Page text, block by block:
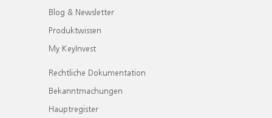
Blog & Newsletter
Produktwissen
My KeyInvest
Rechtliche Dokumentation
Bekanntmachungen
Hauptregister